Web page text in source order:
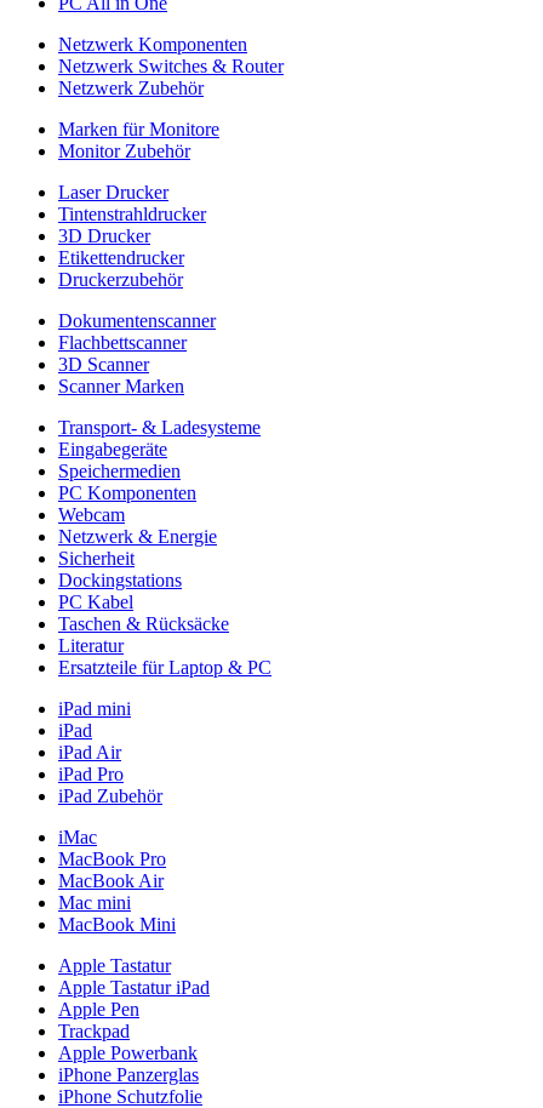
Netzwerk Komponenten
Netzwerk Switches & Router
Netzwerk Zubehör
Marken für Monitore
Monitor Zubehör
Laser Drucker
Tintenstrahldrucker
3D Drucker
Etikettendrucker
Druckerzubehör
Dokumentenscanner
Flachbettscanner
3D Scanner
Scanner Marken
Transport- & Ladesysteme
Eingabegeräte
Speichermedien
PC Komponenten
Webcam
Netzwerk & Energie
Sicherheit
Dockingstations
PC Kabel
Taschen & Rücksäcke
Literatur
Ersatzteile für Laptop & PC
iPad mini
iPad
iPad Air
iPad Pro
iPad Zubehör
iMac
MacBook Pro
MacBook Air
Mac mini
MacBook Mini
Apple Tastatur
Apple Tastatur iPad
Apple Pen
Trackpad
Apple Powerbank
iPhone Panzerglas
iPhone Schutzfolie